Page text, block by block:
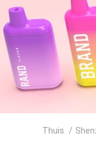
Thuis /